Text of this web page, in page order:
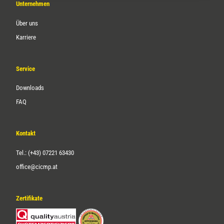
Unternehmen
Über uns
Karriere
Service
Downloads
FAQ
Kontakt
Tel.: (+43) 07221 63430
office@cicmp.at
Zertifikate